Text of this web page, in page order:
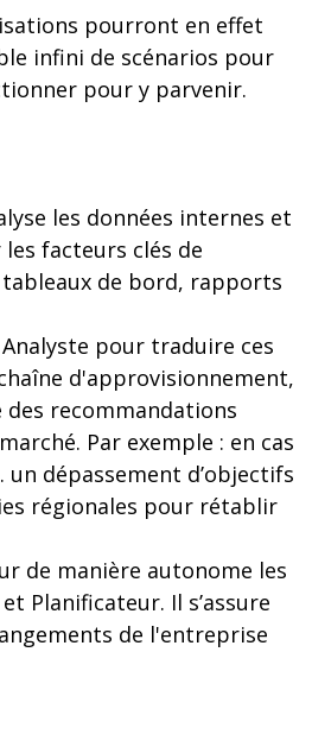
pourront en effet
infini de scénarios pour
pour y parvenir.
les données internes et
facteurs clés de
de bord, rapports
pour traduire ces
d'approvisionnement,
recommandations
Par exemple : en cas
dépassement d’objectifs
régionales pour rétablir
de manière autonome les
Planificateur. Il s’assure
de l'entreprise